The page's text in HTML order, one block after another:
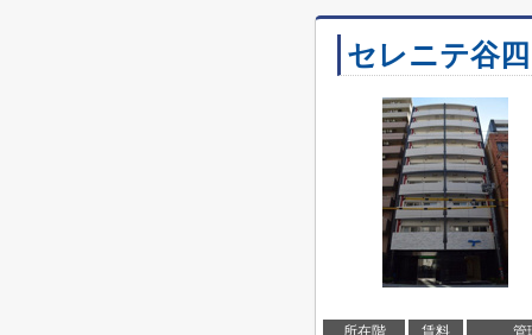
セレニテ谷四
所在階 賃料 管